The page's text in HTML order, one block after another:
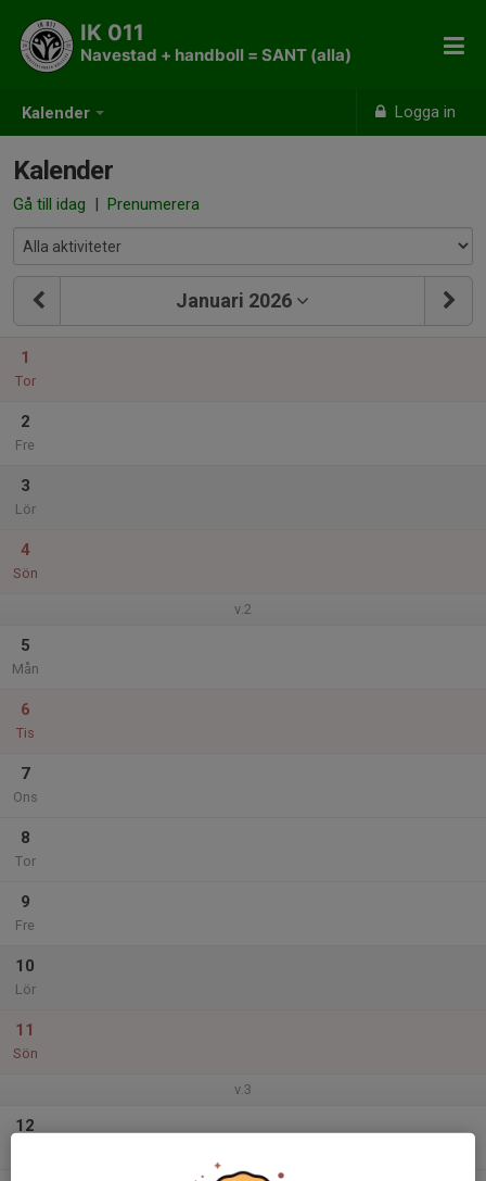
Kalender Logga in
IK 011
Navestad + handboll = SANT (alla)
Kalender
Gå till idag | Prenumerera
Januari 2026
1
Tor
2
Fre
3
Lör
4
Sön
v.2
5
Mån
6
Tis
7
Ons
8
Tor
9
Fre
10
Lör
11
Sön
v.3
12